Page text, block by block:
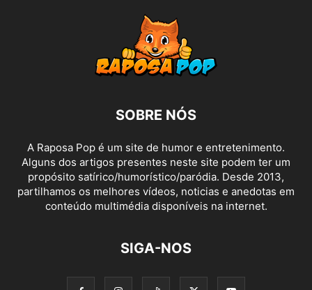
SOBRE NÓS
A Raposa Pop é um site de humor e entretenimento.
Alguns dos artigos presentes neste site podem ter um
propósito satírico/humorístico/paródia. Desde 2013,
partilhamos os melhores vídeos, noticias e anedotas em
conteúdo multimédia disponíveis na internet.
SIGA-NOS